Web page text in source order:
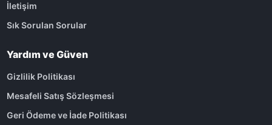
İletişim
Sık Sorulan Sorular
Yardım ve Güven
Gizlilik Politikası
Mesafeli Satış Sözleşmesi
Geri Ödeme ve İade Politikası